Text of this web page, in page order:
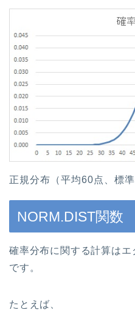
正規分布（平均60点、標準
NORM.DIST関数
確率分布に関する計算はエ
です。
たとえば、